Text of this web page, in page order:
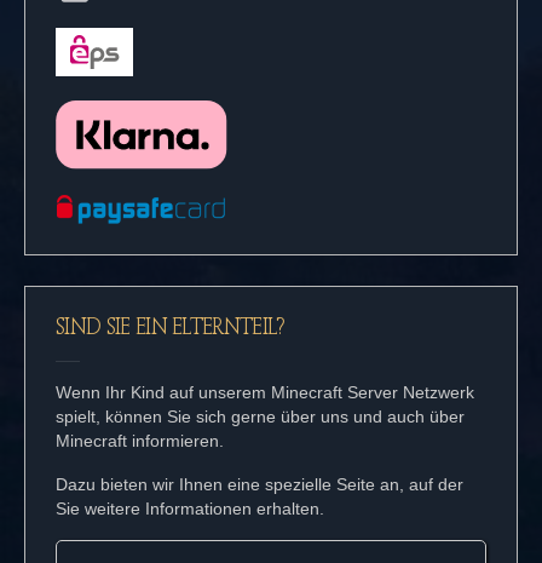
SIND SIE EIN ELTERNTEIL?
Wenn Ihr Kind auf unserem Minecraft Server Netzwerk
spielt, können Sie sich gerne über uns und auch über
Minecraft informieren.
Dazu bieten wir Ihnen eine spezielle Seite an, auf der
Sie weitere Informationen erhalten.